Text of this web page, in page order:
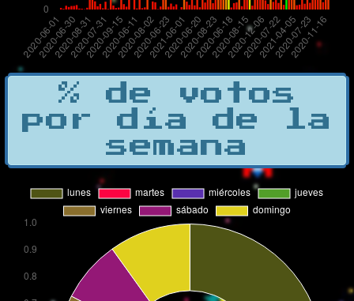
% de votos
por día de la
semana